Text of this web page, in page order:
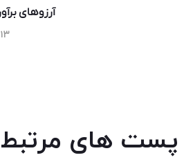
آرزوهای
۱۳ تیر ۱۳۹۶
پست های مرتبط